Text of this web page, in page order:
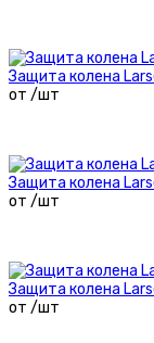
Защита колена
от /шт
Защита колена
от /шт
Защита колена
от /шт